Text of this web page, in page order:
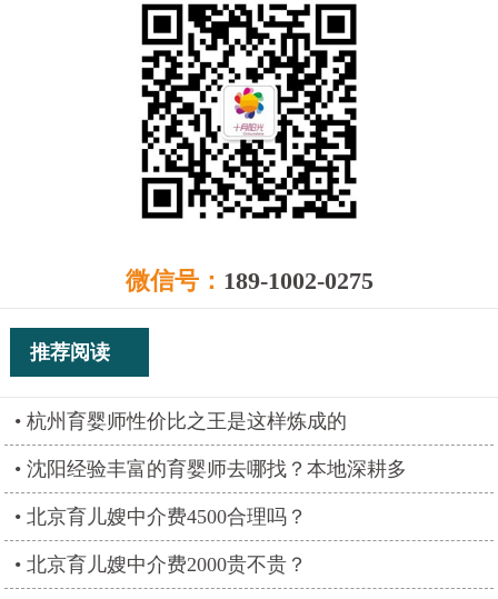
微信号： 189-1002-0275
推荐阅读
杭州育婴师性价比之王是这样炼成的
沈阳经验丰富的育婴师去哪找？本地深耕多
北京育儿嫂中介费4500合理吗？
北京育儿嫂中介费2000贵不贵？